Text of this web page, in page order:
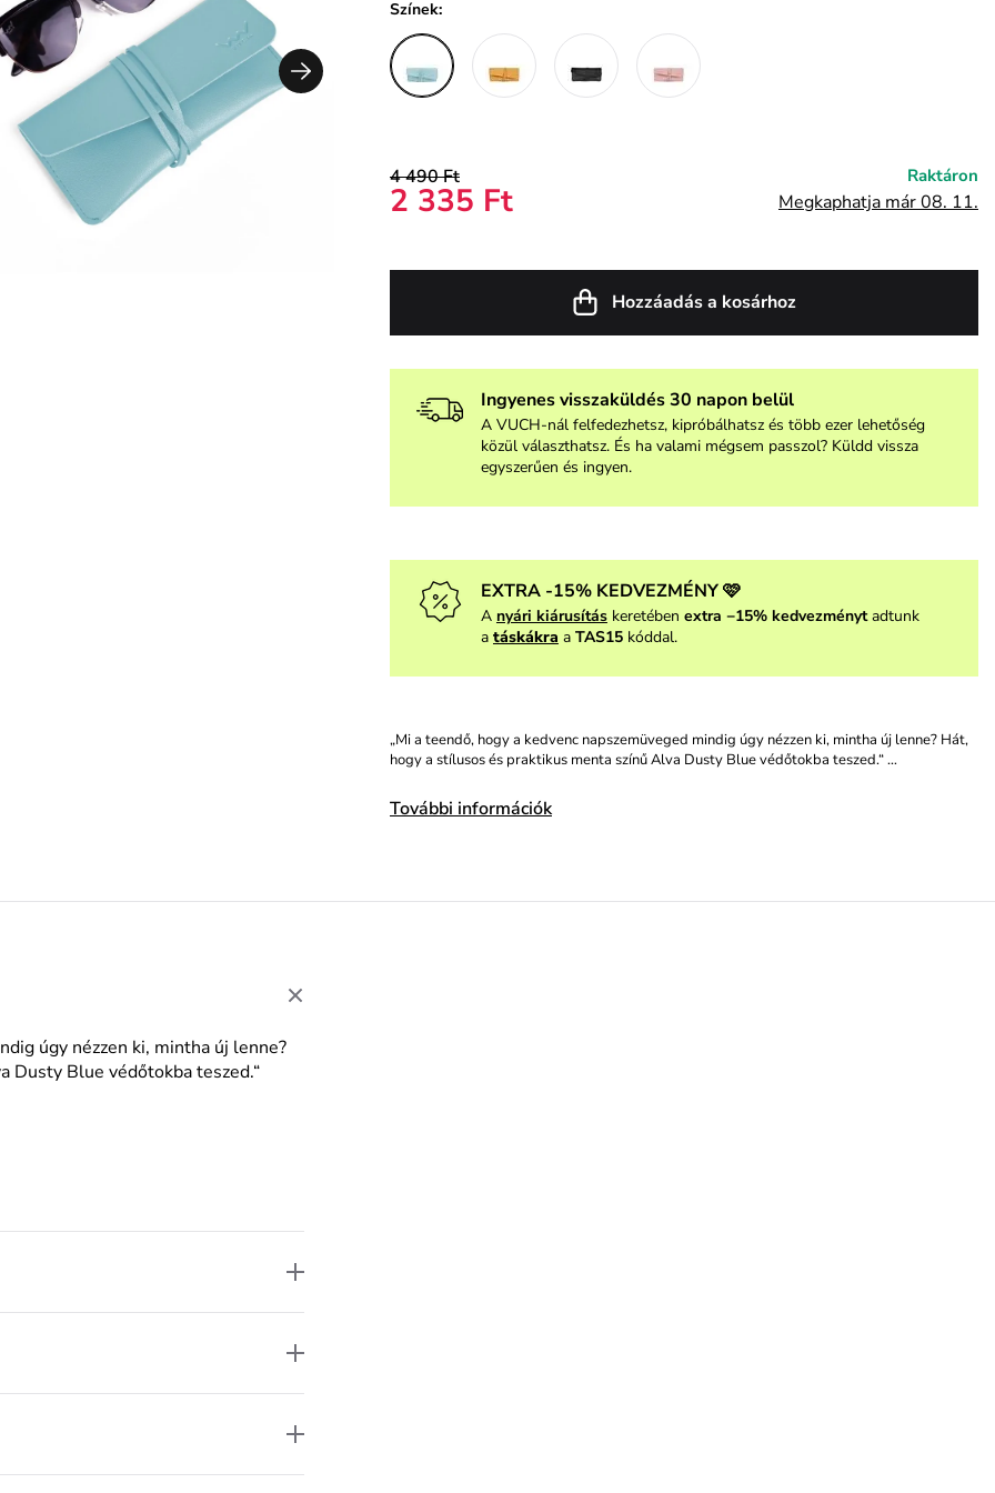
Színek:
4 490 Ft
2 335 Ft
Raktáron
Megkaphatja már 08. 11.
Hozzáadás a kosárhoz
Ingyenes visszaküldés 30 napon belül
A VUCH-nál felfedezhetsz, kipróbálhatsz és több ezer lehetőség
közül választhatsz. És ha valami mégsem passzol? Küldd vissza
egyszerűen és ingyen.
EXTRA -15% KEDVEZMÉNY 🩷
A nyári kiárusítás keretében extra −15% kedvezménytadtunk
a táskákra a TAS15kóddal.
„Mi a teendő, hogy a kedvenc napszemüveged mindig úgy nézzen ki, mintha új lenne? Hát,
hogy a stílusos és praktikus menta színű Alva Dusty Blue védőtokba teszed.“ …
További információk
úgy nézzen ki, mintha új lenne?
Dusty Blue védőtokba teszed.“